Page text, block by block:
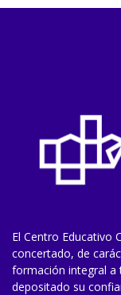
El Centro Educativo
concertado, de
formación integral a
depositado su